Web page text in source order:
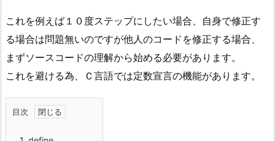
これを例えば１０度ステップにしたい場合、自身で修正す
る場合は問題無いのですが他人のコードを修正する場合、
まずソースコードの理解から始める必要があります。
これを避ける為、Ｃ言語では定数宣言の機能があります。
目次